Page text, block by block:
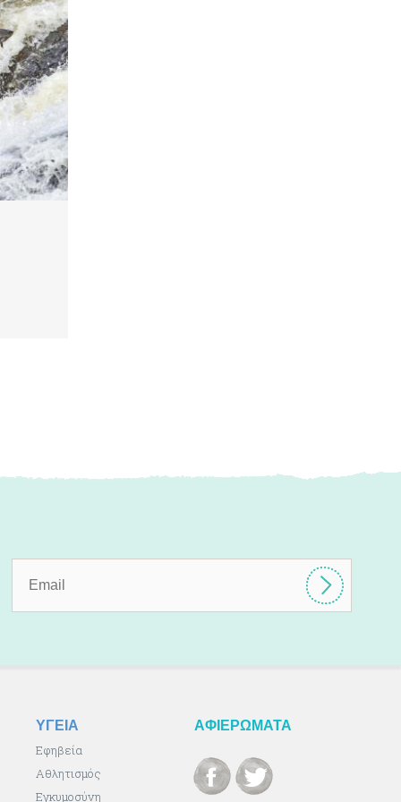
ΥΓΕΙΑ
Εφηβεία
Αθλητισμός
Εγκυμοσύνη
ΑΦΙΕΡΩΜΑΤΑ